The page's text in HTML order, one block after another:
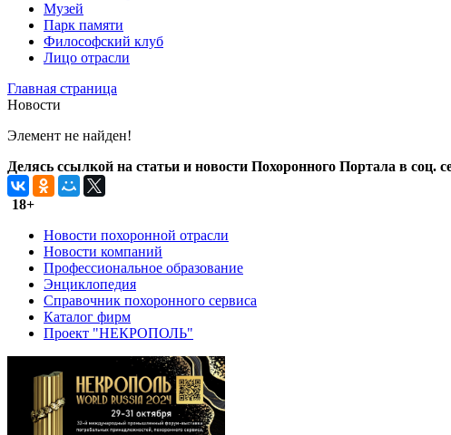
Музей
Парк памяти
Философский клуб
Лицо отрасли
Главная страница
Новости
Элемент не найден!
Делясь ссылкой на статьи и новости Похоронного Портала в соц.
18+
Новости похоронной отрасли
Новости компаний
Профессиональное образование
Энциклопедия
Справочник похоронного сервиса
Каталог фирм
Проект "НЕКРОПОЛЬ"